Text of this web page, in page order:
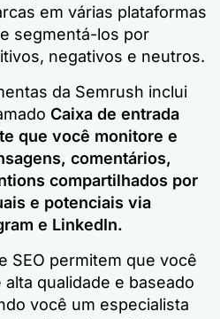
em várias plataformas
segmentá-los por
negativos e neutros.
da Semrush inclui
Caixa de entrada
que você monitore e
comentários,
compartilhados por
e potenciais via
e LinkedIn.
SEO permitem que você
qualidade e baseado
você um especialista